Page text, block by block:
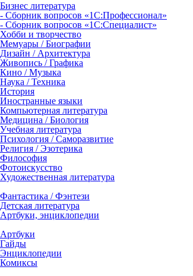
Бизнес литература
- Сборник вопросов «1С:Профессионал»
- Сборник вопросов «1С:Специалист»
Хобби и творчество
Мемуары / Биографии
Дизайн / Архитектура
Живопись / Графика
Кино / Музыка
Наука / Техника
История
Иностранные языки
Компьютерная литература
Медицина / Биология
Учебная литература
Психология / Саморазвитие
Религия / Эзотерика
Философия
Фотоискусство
Художественная литература
Фантастика / Фэнтези
Детская литература
Артбуки, энциклопедии
Артбуки
Гайды
Энциклопедии
Комиксы